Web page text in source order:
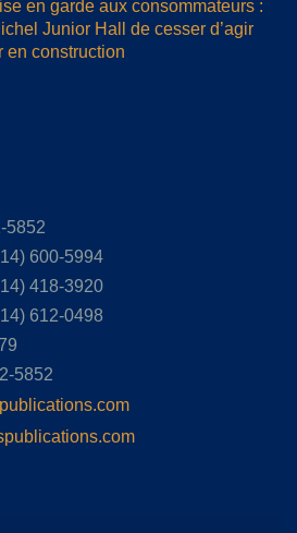
en garde aux consommateurs :
Junior Hall de cesser d’agir
en construction
5852
600-5994
418-3920
612-0498
5852